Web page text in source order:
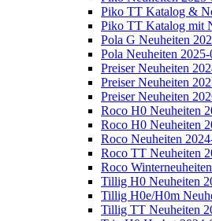
Piko TT Katalog &
Piko TT Katalog mit
Pola G Neuheiten
Pola Neuheiten 2025-
Preiser Neuheiten
Preiser Neuheiten
Preiser Neuheiten
Roco H0 Neuheiten
Roco H0 Neuheiten
Roco Neuheiten
Roco TT Neuheiten
Roco
Tillig H0 Neuheiten
Tillig H0e/H0m
Tillig TT Neuheiten